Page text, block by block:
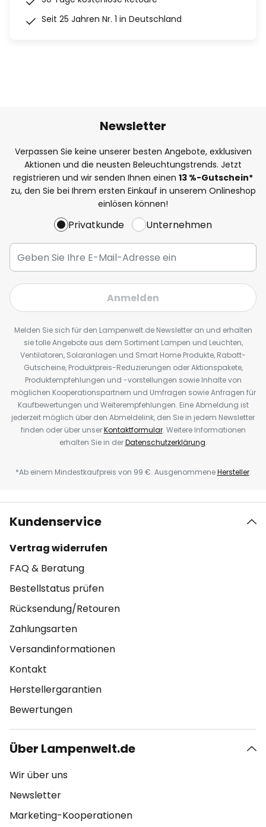
Seit 25 Jahren Nr. 1 in Deutschland
Newsletter
Verpassen Sie keine unserer besten Angebote, exklusiven
Aktionen und die neusten Beleuchtungstrends. Jetzt
registrieren und wir senden Ihnen einen 13 %-Gutschein*
zu, den Sie bei Ihrem ersten Einkauf in unserem Onlineshop
einlösen können!
Privatkunde Unternehmen
Anmelden
Melden Sie sich für den Lampenwelt.de Newsletter an und erhalten
sie tolle Angebote aus dem Sortiment Lampen und Leuchten,
Ventilatoren, Solaranlagen und Smart Home Produkte, Rabatt-
Gutscheine, Produktpreis-Reduzierungen oder Aktionspakete,
Produktempfehlungen und -vorstellungen sowie Inhalte von
möglichen Kooperationspartnern und Umfragen sowie Anfragen für
Kaufbewertungen und Weiterempfehlungen. Eine Abmeldung ist
jederzeit möglich über den Abmeldelink, den Sie in jedem Newsletter
finden oder über unserKontaktformular. Weitere Informationen
erhalten Sie in derDatenschutzerklärung.
*Ab einem Mindestkaufpreis von 99 €. AusgenommeneHersteller.
Kundenservice
Vertrag widerrufen
FAQ & Beratung
Bestellstatus prüfen
Rücksendung/Retouren
Zahlungsarten
Versandinformationen
Kontakt
Herstellergarantien
Bewertungen
Über Lampenwelt.de
Wir über uns
Newsletter
Marketing-Kooperationen